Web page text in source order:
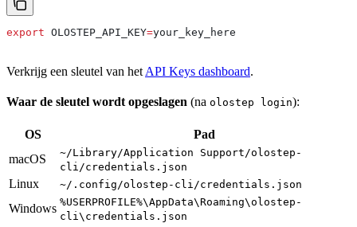
export OLOSTEP_API_KEY=your_key_here
Verkrijg een sleutel van het API Keys dashboard.
Waar de sleutel wordt opgeslagen (na olostep login):
OS
Pad
macOS
~/Library/Application Support/olostep-
cli/credentials.json
Linux ~/.config/olostep-cli/credentials.json
Windows %USERPROFILE%\AppData\Roaming\olostep-
cli\credentials.json